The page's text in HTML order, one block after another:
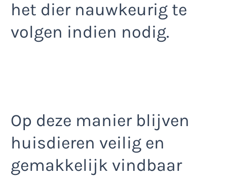
het dier nauwkeurig te
volgen indien nodig.
Op deze manier blijven
huisdieren veilig en
gemakkelijk vindbaar